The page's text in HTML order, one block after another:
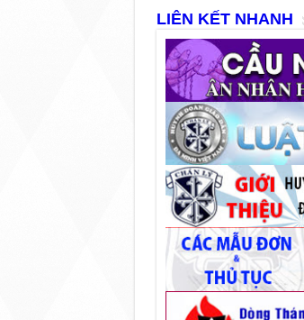
LIÊN KẾT NHANH